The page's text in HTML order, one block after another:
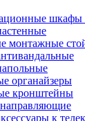
шкафы
монтажные
органайзеры
кронштейны
к